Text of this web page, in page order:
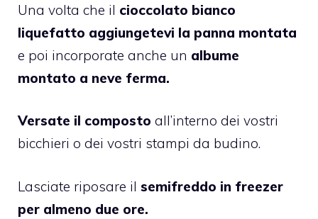
Una volta che il cioccolato bianco
liquefatto aggiungetevi la panna montata
e poi incorporate anche un albume
montato a neve ferma.
Versate il composto all’interno dei vostri
bicchieri o dei vostri stampi da budino.
Lasciate riposare il semifreddo in freezer
per almeno due ore.